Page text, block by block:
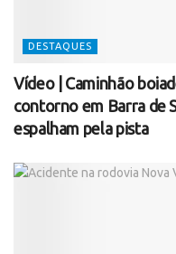
DESTAQUES
Vídeo | Caminhão
contorno em Barra de
espalham pela pista